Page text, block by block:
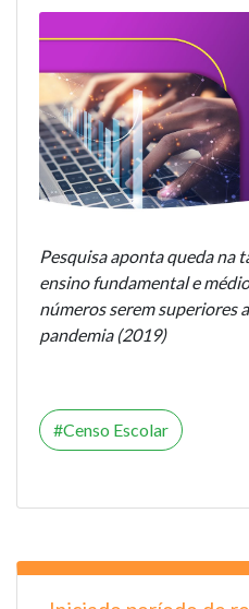
Pesquisa aponta queda na
ensino fundamental e
números serem superiores
pandemia (2019)
Censo Escolar